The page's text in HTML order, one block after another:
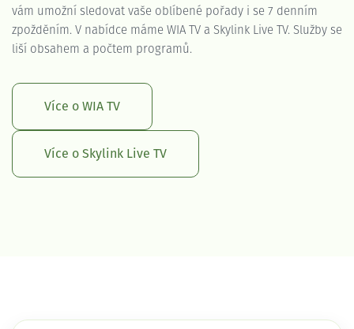
vám umožní sledovat vaše oblíbené pořady i se 7 denním
zpožděním. V nabídce máme WIA TV a Skylink Live TV. Služby se
liší obsahem a počtem programů.
Více o WIA TV
Více o Skylink Live TV